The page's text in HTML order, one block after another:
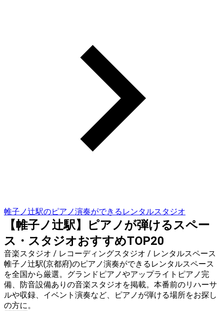
帷子ノ辻駅のピアノ演奏ができるレンタルスタジオ
【帷子ノ辻駅】ピアノが弾けるスペー
ス・スタジオおすすめTOP20
音楽スタジオ / レコーディングスタジオ / レンタルスペース
帷子ノ辻駅(京都府)のピアノ演奏ができるレンタルスペース
を全国から厳選。グランドピアノやアップライトピアノ完
備、防音設備ありの音楽スタジオを掲載。本番前のリハーサ
ルや収録、イベント演奏など、ピアノが弾ける場所をお探し
の方に。